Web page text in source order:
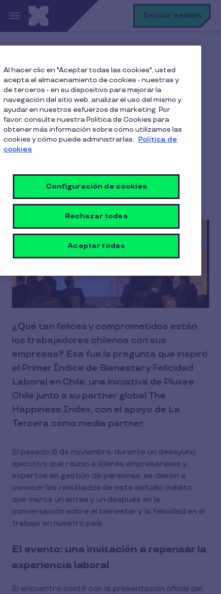
Pasar al contenido principal Iniciar sesión
Radiografía del bienestar laboral: los resultados del
Happiness Index junto a Pluxee
Radiografía del bienestar
laboral: los resultados del
Pluxee
4 Min de Lectura 6 Noviembre 2025
¿Qué tan felices y comprometidos están
los trabajadores chilenos con sus
empresas? Esa fue la pregunta que inspiró
el Primer Índice de Bienestar y Felicidad
Laboral en Chile, una iniciativa de Pluxee
Chile junto a su partner global The
Happiness Index, con el apoyo de La
Tercera como media partner.
El pasado 6 de noviembre, durante un desayuno
ejecutivo que reunió a líderes empresariales y
expertos en gestión de personas, se dieron a
conocer los resultados de este estudio inédito,
que marca un antes y un después en la
conversación sobre el bienestar y la felicidad en el
trabajo en nuestro país.
El evento: una invitación a repensar la
experiencia laboral
El encuentro contó con la presentación oficial del
Al hacer clic en "Aceptar todas las cookies", usted
acepta el almacenamiento de cookies - nuestras y
de terceros - en su dispositivo para mejorar la
navegación del sitio web, analizar el uso del mismo y
ayudar en nuestros esfuerzos de marketing. Por
favor, consulte nuestra Política de Cookies para
obtener más información sobre cómo utilizamos las
cookies y cómo puede administrarlas. Política de
cookies
Configuración de cookies
Rechazar todas
Aceptar todas